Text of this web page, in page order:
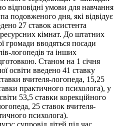
відповідні умови для навчання
подовженого дня, які відвідує
27 ставок асистента
кімнат. До штатних
громади вводяться посади
логопедів та інших
Станом на 1 січня
освіти введено 41 ставку
вчителя-логопеда, 15,25
практичного психолога), у
53,5 ставки корекційного
25 ставок вчителя-
психолога).
супровід дітей під час